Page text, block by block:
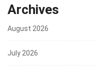
Archives
August 2026
July 2026